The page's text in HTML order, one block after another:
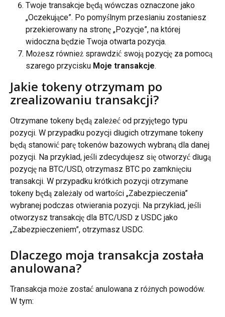
Twoje transakcje będą wówczas oznaczone jako
„Oczekujące”. Po pomyślnym przesłaniu zostaniesz
przekierowany na stronę „Pozycje”, na której
widoczna będzie Twoja otwarta pozycja.
Możesz również sprawdzić swoją pozycję za pomocą
szarego przycisku Moje transakcje.
Jakie tokeny otrzymam po
zrealizowaniu transakcji?
Otrzymane tokeny będą zależeć od przyjętego typu
pozycji. W przypadku pozycji długich otrzymane tokeny
będą stanowić parę tokenów bazowych wybraną dla danej
pozycji. Na przykład, jeśli zdecydujesz się otworzyć długą
pozycję na BTC/USD, otrzymasz BTC po zamknięciu
transakcji. W przypadku krótkich pozycji otrzymane
tokeny będą zależały od wartości „Zabezpieczenia”
wybranej podczas otwierania pozycji. Na przykład, jeśli
otworzysz transakcję dla BTC/USD z USDC jako
„Zabezpieczeniem”, otrzymasz USDC.
Dlaczego moja transakcja została
anulowana?
Transakcja może zostać anulowana z różnych powodów.
W tym: